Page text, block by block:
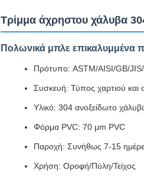
Τρίμμα άχρηστου χάλυβα
Πολωνικά μπλε επικαλυμμένα
Πρότυπο: ASTM/AISI/GB/
Συσκευή: Τύπος χαρτιού και
Υλικό: 304 ανοξείδωτο
Φόρμα PVC: 70 μm PVC
Παροχή: Συνήθως 7-15
Χρήση: Οροφή/Πύλη/Τείχος